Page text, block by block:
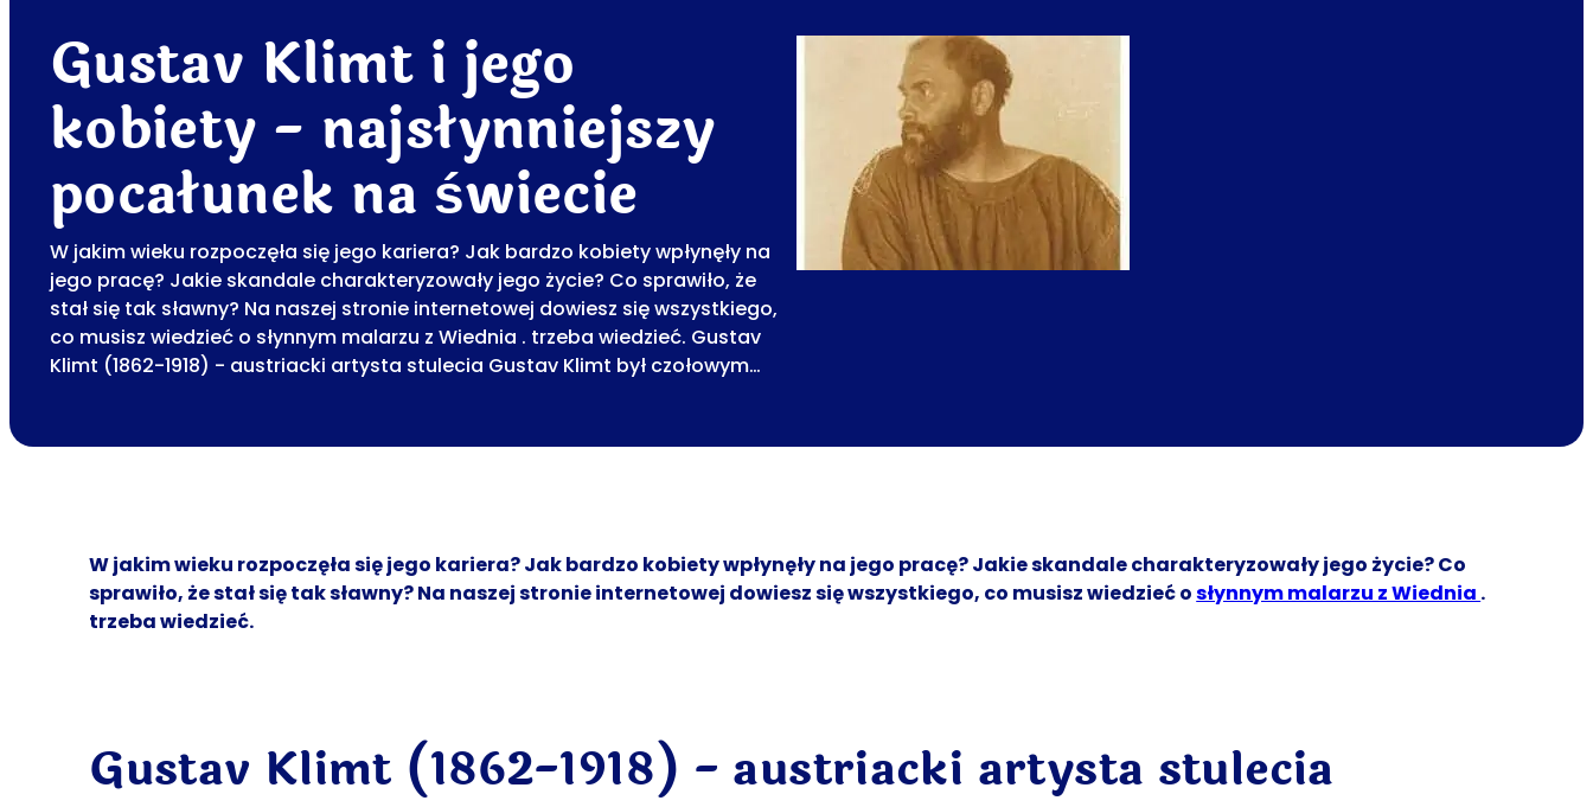
Gustav Klimt i jego
kobiety - najsłynniejszy
pocałunek na świecie
W jakim wieku rozpoczęła się jego kariera? Jak bardzo kobiety wpłynęły na
jego pracę? Jakie skandale charakteryzowały jego życie? Co sprawiło, że
stał się tak sławny? Na naszej stronie internetowej dowiesz się wszystkiego,
co musisz wiedzieć o słynnym malarzu z Wiednia . trzeba wiedzieć. Gustav
Klimt (1862-1918) - austriacki artysta stulecia Gustav Klimt był czołowym…
W jakim wieku rozpoczęła się jego kariera? Jak bardzo kobiety wpłynęły na jego pracę? Jakie skandale charakteryzowały jego życie? Co
sprawiło, że stał się tak sławny? Na naszej stronie internetowej dowiesz się wszystkiego, co musisz wiedzieć osłynnym malarzu z Wiednia .
trzeba wiedzieć.
Gustav Klimt (1862-1918) - austriacki artysta stulecia